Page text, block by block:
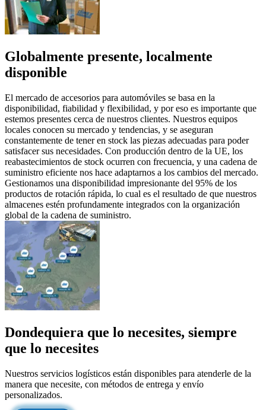
Globalmente presente, localmente
disponible
El mercado de accesorios para automóviles se basa en la
disponibilidad, fiabilidad y flexibilidad, y por eso es importante que
estemos presentes cerca de nuestros clientes. Nuestros equipos
locales conocen su mercado y tendencias, y se aseguran
constantemente de tener en stock las piezas adecuadas para poder
satisfacer sus necesidades. Con producción dentro de la UE, los
reabastecimientos de stock ocurren con frecuencia, y una cadena de
suministro eficiente nos hace adaptarnos a los cambios del mercado.
Gestionamos una disponibilidad impresionante del 95% de los
productos de rotación rápida, lo cual es el resultado de que nuestros
almacenes estén profundamente integrados con la organización
global de la cadena de suministro.
Dondequiera que lo necesites, siempre
que lo necesites
Nuestros servicios logísticos están disponibles para atenderle de la
manera que necesite, con métodos de entrega y envío
personalizados.